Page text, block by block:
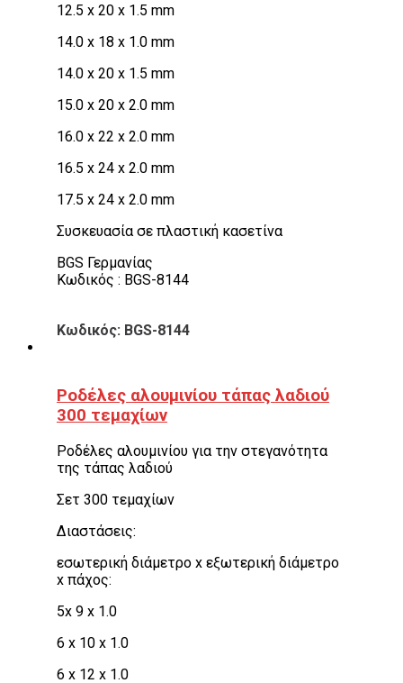
12.5 x 20 x 1.5 mm
14.0 x 18 x 1.0 mm
14.0 x 20 x 1.5 mm
15.0 x 20 x 2.0 mm
16.0 x 22 x 2.0 mm
16.5 x 24 x 2.0 mm
17.5 x 24 x 2.0 mm
Συσκευασία σε πλαστική κασετίνα
BGS Γερμανίας
Κωδικός : BGS-8144
Κωδικός: BGS-8144
Ροδέλες αλουμινίου τάπας λαδιού
300 τεμαχίων
Ροδέλες αλουμινίου για την στεγανότητα
της τάπας λαδιού
Σετ 300 τεμαχίων
Διαστάσεις:
εσωτερική διάμετρο x εξωτερική διάμετρο
x πάχος:
5x 9 x 1.0
6 x 10 x 1.0
6 x 12 x 1.0